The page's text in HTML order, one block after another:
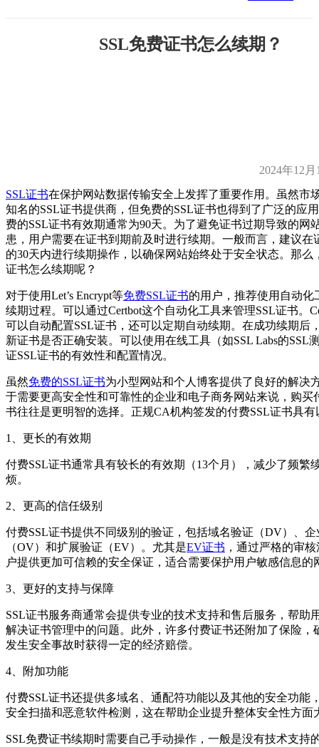
SSL免费证书怎么续期？
2024年12月
SSL证书在保护网站数据传输安全上发挥了重要作用。虽然市
知名的SSL证书提供商，但免费的SSL证书也得到了广泛的应
费的SSL证书有效期通常为90天。为了避免证书过期导致的网
患，用户需要在证书到期前及时进行续期。一般而言，建议在
的30天内进行续期操作，以确保网站始终处于安全状态。那么
证书怎么续期呢？
对于使用Let’s Encrypt等免费SSL证书的用户，推荐使用自动化
续期过程。可以通过Certbot这个自动化工具来管理SSL证书。
可以自动配置SSL证书，还可以定期自动续期。在成功续期后
新证书是否正确安装。可以使用在线工具（如SSL Labs的SSL
证SSL证书的有效性和配置情况。
虽然免费的SSL证书为小型网站和个人博客提供了良好的解决
于需要更高安全性和可靠性的企业和电子商务网站来说，购买
书往往是更明智的选择。正规CA机构签发的付费SSL证书具有
1、更长的有效期
付费SSL证书通常具有较长的有效期（13个月），减少了频繁
烦。
2、更高的信任级别
付费SSL证书提供不同级别的验证，包括域名验证（DV）、企
（OV）和扩展验证（EV）。尤其是EV证书 ，通过严格的审
户提供更加可信赖的安全保证，适合需要保护用户敏感信息的
3、更好的支持与保障
SSL证书服务商通常会提供专业的技术支持和售后服务，帮助
解决证书管理中的问题。此外，许多付费证书还附加了保险，
发生安全事故时获得一定的经济赔偿。
4、附加功能
付费SSL证书还提供多域名、通配符功能以及其他的安全功能
安全扫描和恶意软件检测，这在帮助企业提升整体安全性方面
SSL免费证书续期时需要自己手动操作，一般是没有技术支持